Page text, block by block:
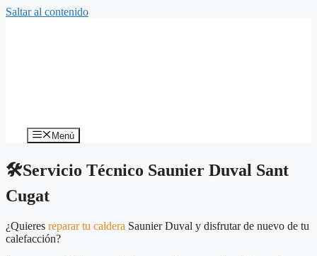
Saltar al contenido
Menú
🛠️Servicio Técnico Saunier Duval Sant
Cugat
¿Quieres reparar tu caldera Saunier Duval y disfrutar de nuevo de tu
calefacción?